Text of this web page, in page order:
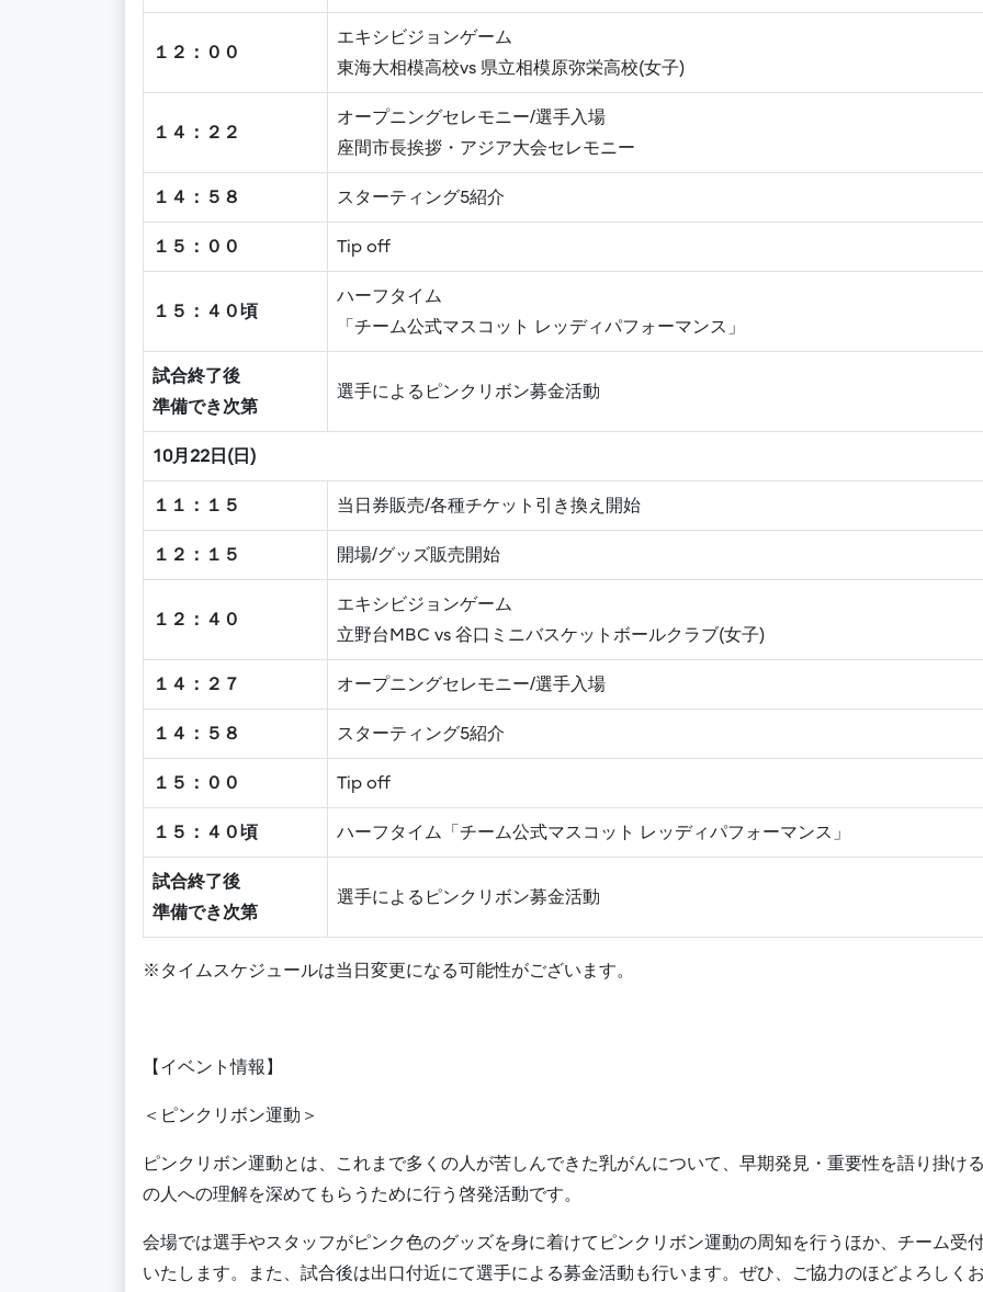
１２：００
エキシビジョンゲーム
東海大相模高校vs 県立相模原弥栄高校(女子)
１４：２２
オープニングセレモニー/選手入場
座間市長挨拶・アジア大会セレモニー
１４：５８ スターティング5紹介
１５：００ Tip off
１５：４０頃
ハーフタイム
「チーム公式マスコット レッディパフォーマンス」
試合終了後
準備でき次第
選手によるピンクリボン募金活動
10月22日(日)
１１：１５ 当日券販売/各種チケット引き換え開始
１２：１５ 開場/グッズ販売開始
１２：４０
エキシビジョンゲーム
立野台MBC vs 谷口ミニバスケットボールクラブ(女子)
１４：２７ オープニングセレモニー/選手入場
１４：５８ スターティング5紹介
１５：００ Tip off
１５：４０頃 ハーフタイム「チーム公式マスコット レッディパフォーマンス」
試合終了後
準備でき次第
選手によるピンクリボン募金活動
※タイムスケジュールは当日変更になる可能性がございます。
【イベント情報】
＜ピンクリボン運動＞
ピンクリボン運動とは、これまで多くの人が苦しんできた乳がんについて、早期発見・重要性を語り掛け
の人への理解を深めてもらうために行う啓発活動です。
会場では選手やスタッフがピンク色のグッズを身に着けてピンクリボン運動の周知を行うほか、チーム受
いたします。また、試合後は出口付近にて選手による募金活動も行います。ぜひ、ご協力のほどよろしく